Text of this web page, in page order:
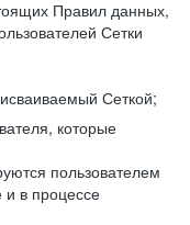
Правил данных,
Сетки
Сеткой;
которые
пользователем
и в процессе